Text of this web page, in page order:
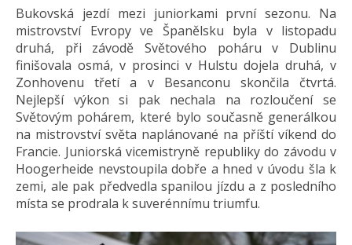
Bukovská jezdí mezi juniorkami první sezonu. Na
mistrovství Evropy ve Španělsku byla v listopadu
druhá, při závodě Světového poháru v Dublinu
finišovala osmá, v prosinci v Hulstu dojela druhá, v
Zonhovenu třetí a v Besanconu skončila čtvrtá.
Nejlepší výkon si pak nechala na rozloučení se
Světovým pohárem, které bylo současně generálkou
na mistrovství světa naplánované na příští víkend do
Francie. Juniorská vicemistryně republiky do závodu v
Hoogerheide nevstoupila dobře a hned v úvodu šla k
zemi, ale pak předvedla spanilou jízdu a z posledního
místa se prodrala k suverénnímu triumfu.